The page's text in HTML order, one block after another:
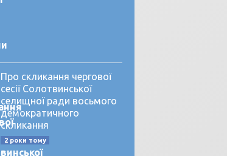
Про скликання чергової
сесії Солотвинської
селищної ради восьмого
демократичного
скликання
2 роки тому